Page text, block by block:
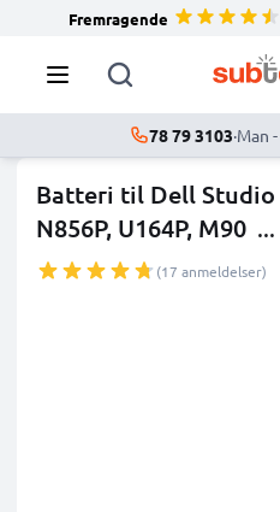
Fremragende
78 79 3103·Man
Batteri til Dell Studio
N856P, U164P, M90 ...
(17 anmeldelser)